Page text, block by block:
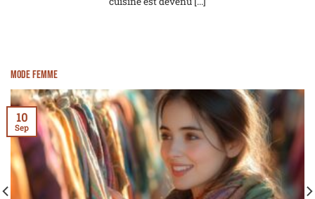
Mode femme
10
Sep